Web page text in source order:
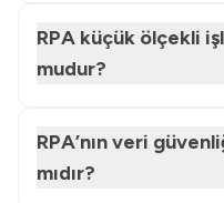
RPA küçük ölçekli
mudur?
RPA’nın veri
mıdır?